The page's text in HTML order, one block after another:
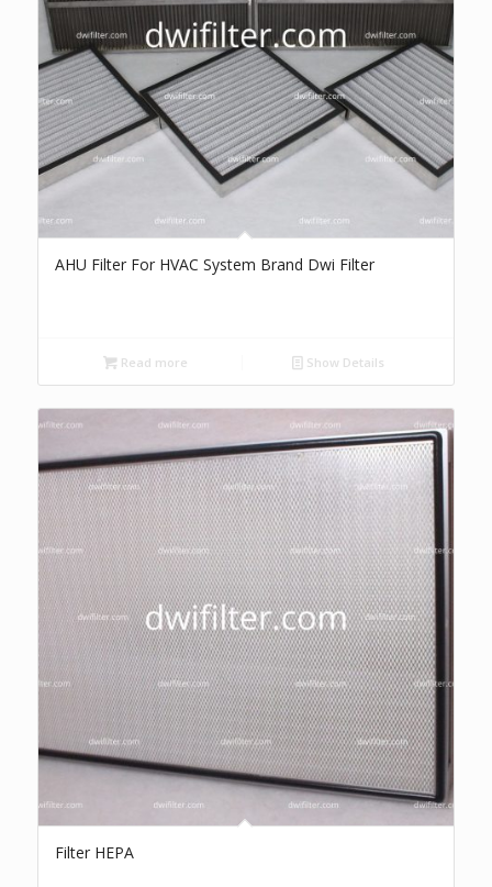
AHU Filter For HVAC System Brand Dwi Filter
Read more Show Details
Filter HEPA